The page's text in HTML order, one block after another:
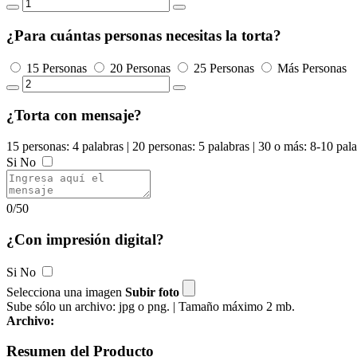
¿Para cuántas personas necesitas la torta?
15 Personas 20 Personas 25 Personas Más Personas
¿Torta con mensaje?
15 personas: 4 palabras | 20 personas: 5 palabras | 30 o más: 8-10
Si No
0/50
¿Con impresión digital?
Si No
Selecciona una imagen Subir foto
Sube sólo un archivo: jpg o png. | Tamaño máximo 2 mb.
Archivo:
Resumen del Producto